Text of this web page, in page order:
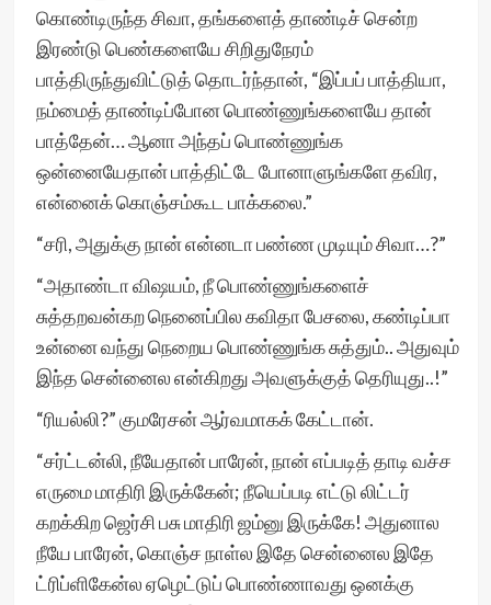
கொண்டிருந்த சிவா, தங்களைத் தாண்டிச் சென்ற
இரண்டு பெண்களையே சிறிதுநேரம்
பாத்திருந்துவிட்டுத் தொடர்ந்தான், “இப்பப் பாத்தியா,
நம்மைத் தாண்டிப்போன பொண்ணுங்களையே தான்
பாத்தேன்… ஆனா அந்தப் பொண்ணுங்க
ஒன்னையேதான் பாத்திட்டே போனாளுங்களே தவிர,
என்னைக் கொஞ்சம்கூட பாக்கலை.”
“சரி, அதுக்கு நான் என்னடா பண்ண முடியும் சிவா…?”
“அதாண்டா விஷயம், நீ பொண்ணுங்களைச்
சுத்தறவன்கற நெனைப்பில கவிதா பேசலை, கண்டிப்பா
உன்னை வந்து நெறைய பொண்ணுங்க சுத்தும்.. அதுவும்
இந்த சென்னைல என்கிறது அவளுக்குத் தெரியுது..!”
“ரியல்லி?” குமரேசன் ஆர்வமாகக் கேட்டான்.
“சர்ட்டன்லி, நீயேதான் பாரேன், நான் எப்படித் தாடி வச்ச
எருமை மாதிரி இருக்கேன்; நீயெப்படி எட்டு லிட்டர்
கறக்கிற ஜெர்சி பசு மாதிரி ஜம்னு இருக்கே! அதுனால
நீயே பாரேன், கொஞ்ச நாள்ல இதே சென்னைல இதே
ட்ரிப்ளிகேன்ல ஏழெட்டுப் பொண்ணாவது ஒனக்கு